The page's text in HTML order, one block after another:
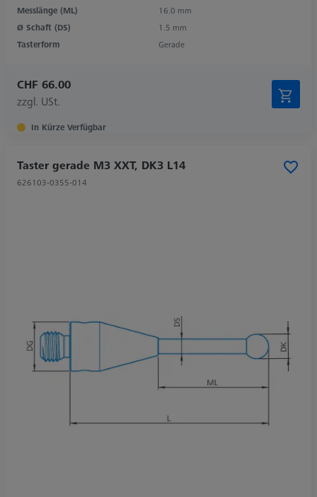
Messlänge (ML)
16.0 mm
Ø Schaft (DS)
1.5 mm
Tasterform
Gerade
CHF 66.00
zzgl. USt.
In Kürze Verfügbar
Taster gerade M3 XXT, DK3 L14
626103-0355-014